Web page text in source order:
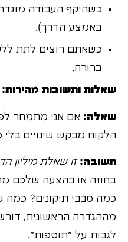
כשהיקף העבודה
באמצע הדרך).
כשאתם רוצים לתת
ברורה.
שאלות ותשובות מהירות:
שאלה: אם אני מתמחר
הלקוח מבקש שינויים בלי
תשובה: זו שאלת מיליון
בחוזה או בהצעה שלכם
כמה סבבי תיקונים?
מההגדרה הראשונית,
לגבות על "תוספות".